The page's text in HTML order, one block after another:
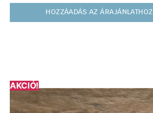
HOZZÁADÁS AZ ÁRAJÁNLATHOZ
AKCIÓ!